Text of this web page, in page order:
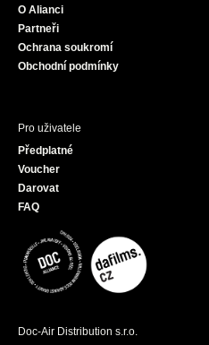
O Alianci
Partneři
Ochrana soukromí
Obchodní podmínky
Pro uživatele
Předplatné
Voucher
Darovat
FAQ
Doc-Air Distribution s.r.o.